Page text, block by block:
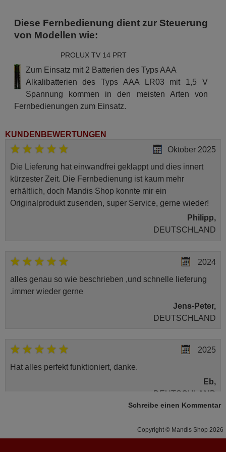
Diese Fernbedienung dient zur Steuerung
von Modellen wie:
PROLUX TV 14 PRT
Zum Einsatz mit 2 Batterien des Typs AAA
Alkalibatterien des Typs AAA LR03 mit 1,5 V
Spannung kommen in den meisten Arten von
Fernbedienungen zum Einsatz.
KUNDENBEWERTUNGEN
Oktober 2025
Die Lieferung hat einwandfrei geklappt und dies innert
kürzester Zeit. Die Fernbedienung ist kaum mehr
erhältlich, doch Mandis Shop konnte mir ein
Originalprodukt zusenden, super Service, gerne wieder!
Philipp,
DEUTSCHLAND
2024
alles genau so wie beschrieben ,und schnelle lieferung
.immer wieder gerne
Jens-Peter,
DEUTSCHLAND
2025
Hat alles perfekt funktioniert, danke.
Eb,
DEUTSCHLAND
Februar 2026
Schreibe einen Kommentar
Copyright © Mandis Shop 2026